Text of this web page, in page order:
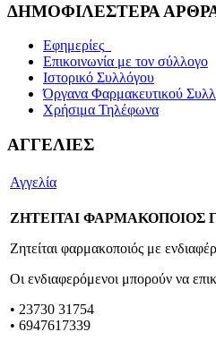
ΔΗΜΟΦΙΛΕΣΤΕΡΑ
Εφημερίες_
Επικοινωνία με τον σύλλογο
Ιστορικό Συλλόγου
Όργανα Φαρμακευτικού
Χρήσιμα Τηλέφωνα
ΑΓΓΕΛΙΕΣ
Αγγελία
ΖΗΤΕΙΤΑΙ ΦΑΡΜΑΚΟΠΟΙΟΣ
Ζητείται φαρμακοποιός με
Οι ενδιαφερόμενοι μπορούν να
• 23730 31754
• 6947617339